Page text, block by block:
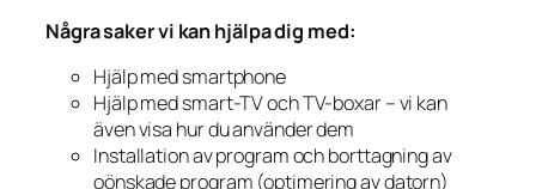
Några saker vi kan hjälpa dig med:
Hjälp med smartphone
Hjälp med smart-TV och TV-boxar – vi kan
även visa hur du använder dem
Installation av program och borttagning av
oönskade program (optimering av datorn)